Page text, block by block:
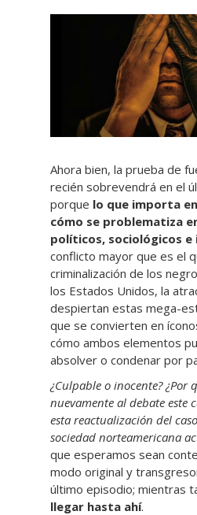
Ahora bien, la prueba de
recién sobrevendrá en el
porque lo que importa
cómo se problematiza
políticos, sociológicos e
conflicto mayor que es el
criminalización de los
los Estados Unidos, la
despiertan estas mega-
que se convierten en
cómo ambos elementos
absolver o condenar por
¿Culpable o inocente? ¿Por
nuevamente al debate este
esta reactualización del
sociedad norteamericana
que esperamos sean
modo original y
último episodio; mientras
llegar hasta ahí.